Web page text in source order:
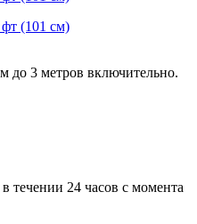
до 3 метров включительно.
течении 24 часов с момента